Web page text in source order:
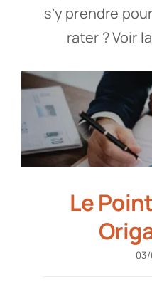
s’y prendre
rater ? Voir
Le